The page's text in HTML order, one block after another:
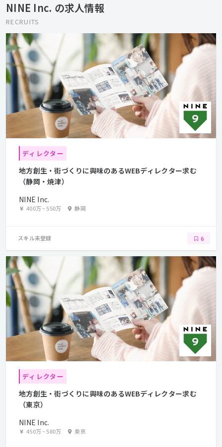
NINE Inc. の求人情報
RECRUITS
ディレクター
地方創生・街づくりに興味のあるWEBディレクター求む
（静岡・焼津）
NINE Inc.
400万~550万 静岡
スキル未登録 6
ディレクター
地方創生・街づくりに興味のあるWEBディレクター求む
（東京）
NINE Inc.
450万~580万 東京